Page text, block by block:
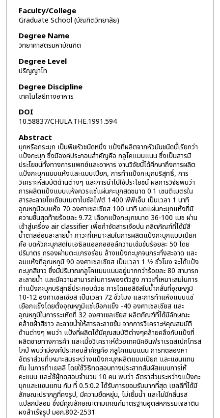
Faculty/College
Graduate School (บัณฑิตวิทยาลัย)
Degree Name
วิทยาศาสตรมหาบัณฑิต
Degree Level
ปริญญาโท
Degree Discipline
เทคโนโลยีทางอาหาร
DOI
10.58837/CHULA.THE.1991.594
Abstract
บุกหรือกระบุก เป็นพืชหัวชนิดหนึ่ง แป้งที่ผลิตจากหัวมันชนิดนี้เรียกว่า
แป้งกะบุก ซึ่งมีองค์ประกอบสำคัญคือ กลูโคแมนแนน ซึ่งเป็นสารมี
ประโยชน์ทั้งทางการแพทย์และอาหาร งานวิจัยนี้ได้ศึกษาถึงการผลิต
แป้งกะบุกแบบแห้งและแบบเปียก, การทำแป้งกะบุกบริสุทธิ์, การ
วิเคราะห์สมบัติด้านต่างๆ และการนำไปใช้ประโยชน์ ผลการวิจัยพบว่า
การผลิตแป้งแบบแห้งควรแช่แผ่นกะบุกสดขนาด 0.1 เซนติเมตรใน
สารละลายโซเดียมเมตาไบซัลไฟต์ 1400 พีพีเอ็ม เป็นเวลา 1 นาที
อุณหภูมิอบแห้ง 70 องศาเซลเซียส 100 นาที บดแผ่นกะบุกแห้งที่มี
ความชื้นสุดท้ายร้อยละ 9.72 เลือกแป้งกะบุกขนาด 36-100 เมช ผ่าน
เข้าสู่เครื่อง air classifier เพื่อกำจัดสารเจือปน ภลิตภัณฑ์ที่ได้มีสี
น้ำตาลอ่อนละลายน้ำ ภาวะที่เหมาะสมในการผลิตแป้งกะบุกแบบเปียก
คือ บดหัวกะบุกสดในเอธิลแอลกอฮอล์ความเข้มข้นร้อยละ 50 โดย
ปริมาตร กรองผ่านตะแกรงร่อน ล้างแป้งกะบุกจนกระทั่งสะอาด และ
อบแห้งที่อุณหภูมิ 90 องศาเซลเซียส เป็นเวลา 1 ½ ชั่วโมง จะได้แป้ง
กะบุกสีขาว ซึ่งมีปริมาณกลูโคแมนแนนอยู่มากกว่าร้อยละ 80 สามารถ
ละลายน้ำ และมีความสามารถในการพองตัวสูง ภาวะที่เหมาะสมในการ
ทำแป้งกะบุกบริสุทธิ์ประกอบด้วย การไดแอลิซิสในน้ำกลั่นที่อุณหภูมิ
10-12 องศาเซลเซียส เป็นเวลา 72 ชั่วโมง และการทำแห้งแบบแช่
เยือกแข็งโดยตั้งอุณหภูมิแช่เยือกแข็ง -40 องศาเซลเซียส และ
อุณหภูมิในการระเหิดที่ 32 องศาเซลเซียส ผลิตภัณฑ์ที่ได้มีลักษณะ
คล้ายฝ้าสีขาว ละลายน้ำให้สารละลายข้น จากการวิเคราะห์คุณสมบัติ
ด้านต่างๆ พบว่า แป้งที่ผลิตได้มีคุณสมบัติต่างๆคล้ายคลึงกับแป้งที่
ผลิตขายทางการค้า และเมื่อวิเคราะห์ด้วยเทคนิคอินฟราเรดสเปกโทรส
โกปี พบว่ามีองค์ประกอบสำคัญคือ กลูโคแมนแนน การทดลองหา
อัตราส่วนที่เหมาะสมระหว่างแป้งกะบุกผลิตแบบเปียก และแซนแทน
กัม ในการทำเยลลี โดยใช้วิธีทดสอบทางประสาทสัมผัสแบบการให้
คะแนน และใช้ผู้ทดสอบจำนวน 10 คน พบว่า อัตราส่วนระหว่างแป้งกะ
บุกและแซนแทน กัม ที่ 0.5:0.2 ได้รับการยอมรับมากที่สุด เยลลีที่ได้มี
ลักษณะปรากฏที่คงรูป, มีความยืดหยุ่น, ไม่เยิ้มน้ำ และไม่มีกลิ่นรส
แปลกปลอม ซึ่งมีคุณลักษณะตามเกณฑ์มาตรฐานอุตสหกรรมเจลาติน
ผงสำเร็จรูป มอก.802-2531